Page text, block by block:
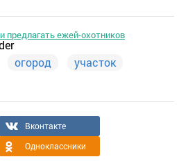
предлагать ежей-охотников
огород
участок
Вконтакте
Одноклассники